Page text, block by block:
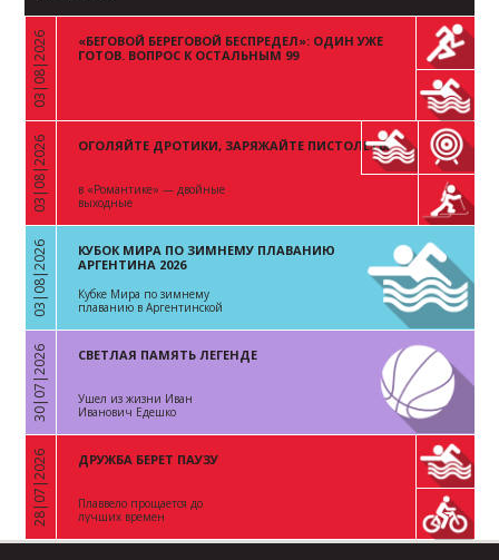
«
03|08|2026
«БЕГОВОЙ БЕРЕГОВОЙ БЕСПРЕДЕЛ»: ОДИН УЖЕ
ГОТОВ. ВОПРОС К ОСТАЛЬНЫМ 99
«
03|08|2026 ОГОЛЯЙТЕ ДРОТИКИ, ЗАРЯЖАЙТЕ ПИСТОЛЕТЫ
в «Романтике» — двойные
выходные
«
03|08|2026
КУБОК МИРА ПО ЗИМНЕМУ ПЛАВАНИЮ
АРГЕНТИНА 2026
Кубке Мира по зимнему
плаванию в Аргентинской
«
30|07|2026 СВЕТЛАЯ ПАМЯТЬ ЛЕГЕНДЕ
Ушел из жизни Иван
Иванович Едешко
«
28|07|2026 ДРУЖБА БЕРЕТ ПАУЗУ
Плаввело прощается до
лучших времен